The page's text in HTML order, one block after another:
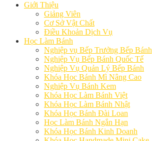
Giới Thiệu
Giảng Viên
Cơ Sở Vật Chất
Điều Khoản Dịch Vụ
Học Làm Bánh
Nghiệp vụ Bếp Trưởng Bếp Bánh
Nghiệp Vụ Bếp Bánh Quốc Tế
Nghiệp Vụ Quản Lý Bếp Bánh
Khóa Học Bánh Mì Nâng Cao
Nghiệp Vụ Bánh Kem
Khóa Học Làm Bánh Việt
Khóa Học Làm Bánh Nhật
Khóa Học Bánh Đài Loan
Học Làm Bánh Ngắn Hạn
Khóa Học Bánh Kinh Doanh